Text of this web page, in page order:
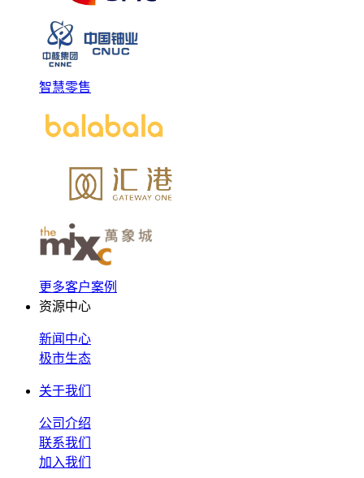
智慧零售
更多客户案例
资源中心
新闻中心
极市生态
关于我们
公司介绍
联系我们
加入我们